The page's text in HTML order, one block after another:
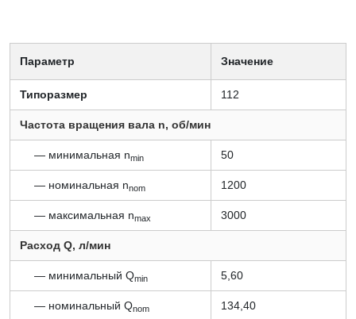
Параметр Значение
Типоразмер 112
Частота вращения вала n, об/мин
— минимальная nmin 50
— номинальная nnom 1200
— максимальная nmax 3000
Расход Q, л/мин
— минимальный Qmin 5,60
— номинальный Qnom 134,40